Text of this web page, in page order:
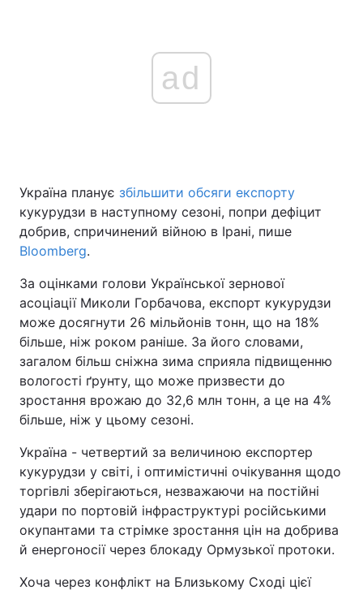
ad
Україна планує збільшити обсяги експорту
кукурудзи в наступному сезоні, попри дефіцит
добрив, спричинений війною в Ірані, пише
Bloomberg.
За оцінками голови Української зернової
асоціації Миколи Горбачова, експорт кукурудзи
може досягнути 26 мільйонів тонн, що на 18%
більше, ніж роком раніше. За його словами,
загалом більш сніжна зима сприяла підвищенню
вологості ґрунту, що може призвести до
зростання врожаю до 32,6 млн тонн, а це на 4%
більше, ніж у цьому сезоні.
Україна - четвертий за величиною експортер
кукурудзи у світі, і оптимістичні очікування щодо
торгівлі зберігаються, незважаючи на постійні
удари по портовій інфраструктурі російськими
окупантами та стрімке зростання цін на добрива
й енергоносії через блокаду Ормузької протоки.
Хоча через конфлікт на Близькому Сході цієї